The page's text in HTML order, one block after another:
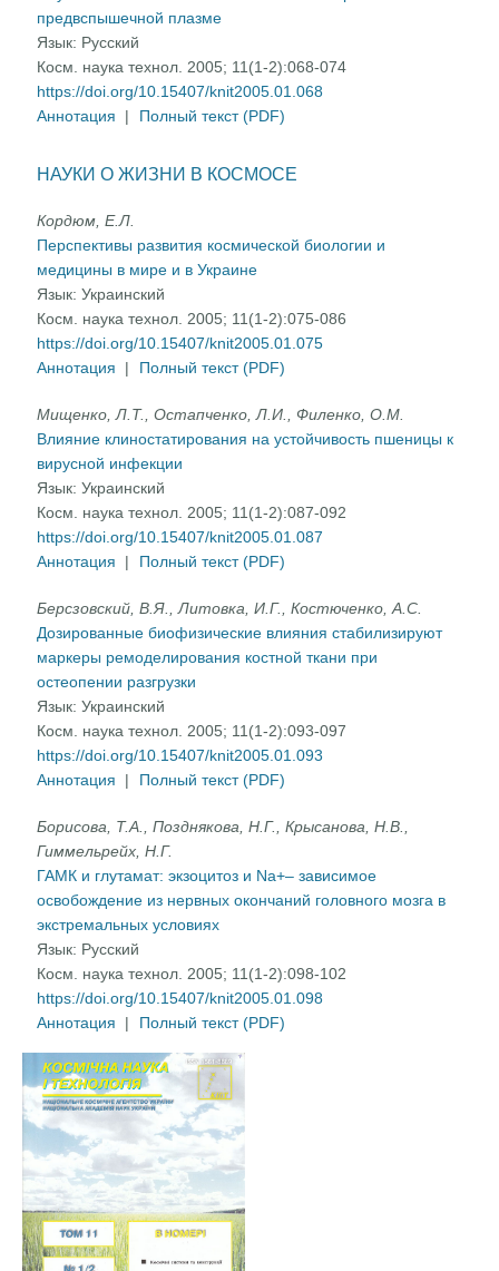
предвспышечной плазме
Язык: Русский
Косм. наука технол. 2005; 11(1-2):068-074
https://doi.org/10.15407/knit2005.01.068
Аннотация
| Полный текст (PDF)
НАУКИ О ЖИЗНИ В КОСМОСЕ
Кордюм, Е.Л.
Перспективы развития космической биологии и
медицины в мире и в Украине
Язык:Украинский
Косм. наука технол. 2005; 11(1-2):075-086
https://doi.org/10.15407/knit2005.01.075
Аннотация
| Полный текст (PDF)
Мищенко, Л.Т., Остапченко, Л.И., Филенко, О.М.
Влияние клиностатирования на устойчивость пшеницы к
вирусной инфекции
Язык:Украинский
Косм. наука технол. 2005; 11(1-2):087-092
https://doi.org/10.15407/knit2005.01.087
Аннотация
| Полный текст (PDF)
Берсзовский, В.Я., Литовка, И.Г., Костюченко, А.С.
Дозированные биофизические влияния стабилизируют
маркеры ремоделирования костной ткани при
остеопении разгрузки
Язык:Украинский
Косм. наука технол. 2005; 11(1-2):093-097
https://doi.org/10.15407/knit2005.01.093
Аннотация
| Полный текст (PDF)
Борисова, Т.А., Позднякова, Н.Г., Крысанова, Н.В.,
Гиммельрейх, Н.Г.
ГАМК и глутамат: экзоцитоз и Na+– зависимое
освобождение из нервных окончаний головного мозга в
экстремальных условиях
Язык: Русский
Косм. наука технол. 2005; 11(1-2):098-102
https://doi.org/10.15407/knit2005.01.098
Аннотация
| Полный текст (PDF)